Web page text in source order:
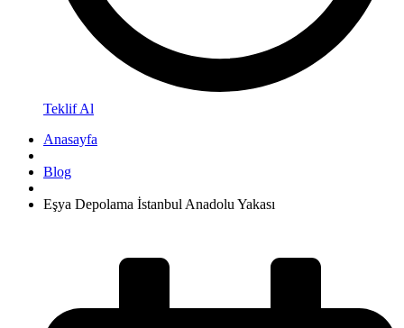
Teklif Al
Anasayfa
Blog
Eşya Depolama İstanbul Anadolu Yakası